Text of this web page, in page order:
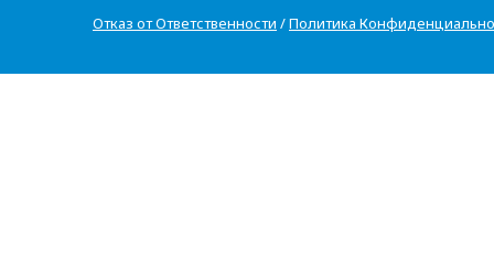
Отказ от Ответственности /Политика